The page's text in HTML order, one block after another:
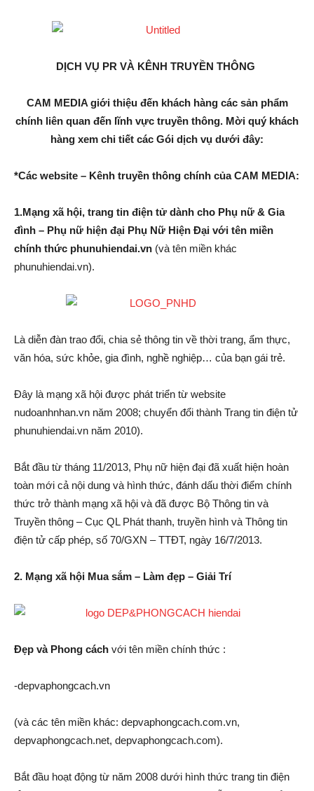
DỊCH VỤ PR VÀ KÊNH TRUYỀN THÔNG
CAM MEDIA giới thiệu đến khách hàng các sản phẩm
chính liên quan đến lĩnh vực truyền thông. Mời quý khách
hàng xem chi tiết các Gói dịch vụ dưới đây:
*Các website – Kênh truyền thông chính của CAM MEDIA:
1.Mạng xã hội, trang tin điện tử dành cho Phụ nữ & Gia
đình – Phụ nữ hiện đại Phụ Nữ Hiện Đại với tên miền
chính thức phunuhiendai.vn (và tên miền khác
phunuhiendai.vn).
Là diễn đàn trao đổi, chia sẻ thông tin về thời trang, ẩm thực,
văn hóa, sức khỏe, gia đình, nghề nghiệp… của bạn gái trẻ.
Đây là mạng xã hội được phát triển từ website
nudoanhnhan.vn năm 2008; chuyển đổi thành Trang tin điện tử
phunuhiendai.vn năm 2010).
Bắt đầu từ tháng 11/2013, Phụ nữ hiện đại đã xuất hiện hoàn
toàn mới cả nội dung và hình thức, đánh dấu thời điểm chính
thức trở thành mạng xã hội và đã được Bộ Thông tin và
Truyền thông – Cục QL Phát thanh, truyền hình và Thông tin
điện tử cấp phép, số 70/GXN – TTĐT, ngày 16/7/2013.
2. Mạng xã hội Mua sắm – Làm đẹp – Giải Trí
Đẹp và Phong cách với tên miền chính thức :
-depvaphongcach.vn
(và các tên miền khác: depvaphongcach.com.vn,
depvaphongcach.net, depvaphongcach.com).
Bắt đầu hoạt động từ năm 2008 dưới hình thức trang tin điện